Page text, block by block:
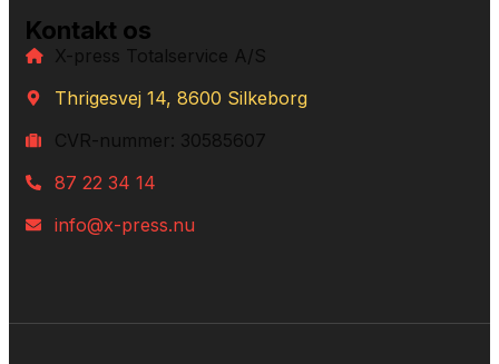
Kontakt os
X-press Totalservice A/S
Thrigesvej 14, 8600 Silkeborg
CVR-nummer: 30585607
87 22 34 14
info@x-press.nu